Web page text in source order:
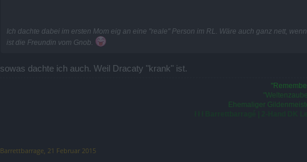
Ich dachte dabei im ersten Mom eig an eine "reale" Person im RL. Wäre auch ganz nett,
ist die Freundin vom Gnob.
sowas dachte ich auch. Weil Dracaty "krank" ist.
Ehemaliger
Barrettbarrage 21 Februar 2015